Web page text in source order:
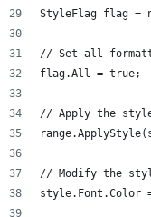
StyleFlag flag =
// Set all
flag.All = true;
// Apply the
// Modify the
style.Font.Color